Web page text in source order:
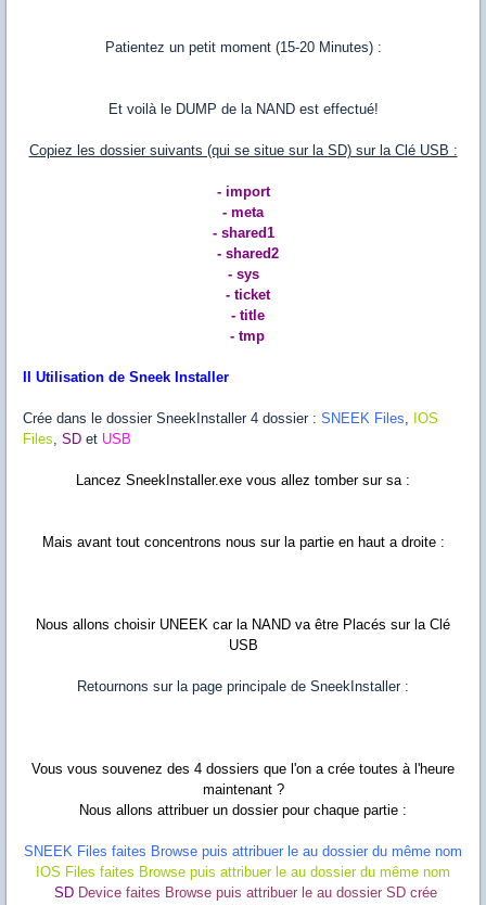
Patientez un petit moment (15-20 Minutes) :
Et voilà le DUMP de la NAND est effectué!
Copiez les dossier suivants (qui se situe sur la SD) sur la Clé USB :
- import
- meta
- shared1
- shared2
- sys
- ticket
- title
- tmp
II Utilisation de Sneek Installer
Crée dans le dossier SneekInstaller 4 dossier : SNEEK Files, IOS
Files, SD et USB
Lancez SneekInstaller.exe vous allez tomber sur sa :
Mais avant tout concentrons nous sur la partie en haut a droite :
Nous allons choisir UNEEK car la NAND va être Placés sur la Clé
USB
Retournons sur la page principale de SneekInstaller :
Vous vous souvenez des 4 dossiers que l'on a crée toutes à l'heure
maintenant ?
Nous allons attribuer un dossier pour chaque partie :
SNEEK Files faites Browse puis attribuer le au dossier du même nom
IOS Files faites Browse puis attribuer le au dossier du même nom
SD Device faites Browse puis attribuer le au dossier SD crée